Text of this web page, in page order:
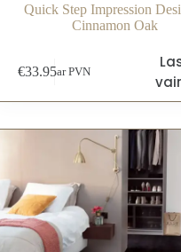
Quick Step Impression
Cinnamon Oak
€33.95ar PVN